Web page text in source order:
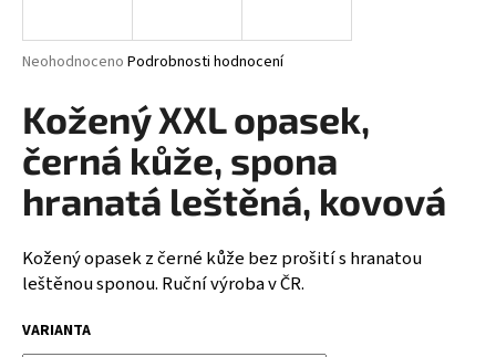
Průměrné
produktu
je
0,0
z
5
hvězdiček.
Neohodnoceno Podrobnosti hodnocení
Kožený XXL opasek,
černá kůže, spona
hranatá leštěná, kovová
Kožený opasek z černé kůže bez prošití s hranatou
leštěnou sponou. Ruční výroba v ČR.
VARIANTA
j
t
?
HLEDAT